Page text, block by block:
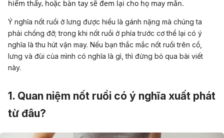
Ý nghĩa nốt ruồi ở lưng được hiểu là gánh nặng mà chúng ta
phải chống đỡ; trong khi nốt ruồi ở phía trước cơ thể lại có ý
nghĩa là thu hút vận may. Nếu bạn thắc mắc nốt ruồi trên cổ,
lưng và đùi của mình có nghĩa là gì, thì đừng bỏ qua bài viết
này.
1. Quan niệm nốt ruồi có ý nghĩa xuất phát
từ đâu?